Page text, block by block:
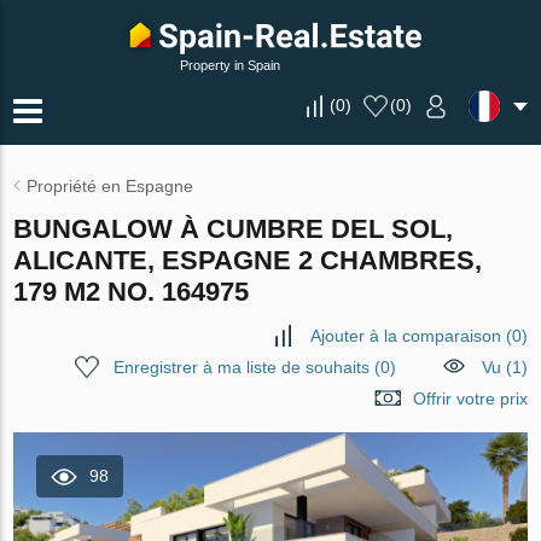
Property in Spain
(0) (0)
Propriété en Espagne
BUNGALOW À CUMBRE DEL SOL,
ALICANTE, ESPAGNE 2 CHAMBRES,
179 M2 NO. 164975
Ajouter à la comparaison (0)
Enregistrer à ma liste de souhaits(0)
Vu (1)
Offrir votre prix
98